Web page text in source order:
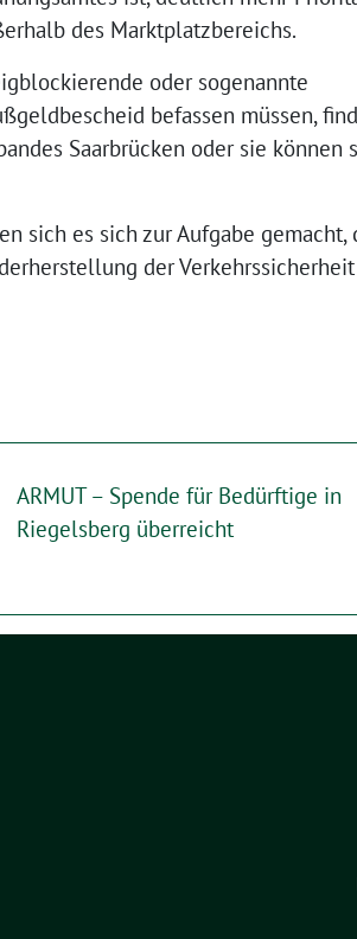
des Marktplatzbereichs.
oder sogenannte
befassen müssen,
Saarbrücken oder sie können
sich es sich zur Aufgabe gemacht,
der
ARMUT – Spende für Bedürftige in
Riegelsberg überreicht